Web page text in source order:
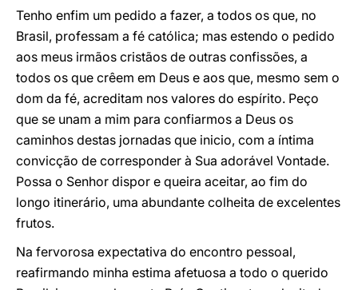
Tenho enfim um pedido a fazer, a todos os que, no
Brasil, professam a fé católica; mas estendo o pedido
aos meus irmãos cristãos de outras confissões, a
todos os que crêem em Deus e aos que, mesmo sem o
dom da fé, acreditam nos valores do espírito. Peço
que se unam a mim para confiarmos a Deus os
caminhos destas jornadas que inicio, com a íntima
convicção de corresponder à Sua adorável Vontade.
Possa o Senhor dispor e queira aceitar, ao fim do
longo itinerário, uma abundante colheita de excelentes
frutos.
Na fervorosa expectativa do encontro pessoal,
reafirmando minha estima afetuosa a todo o querido